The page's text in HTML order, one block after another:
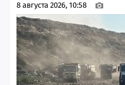
8 августа 2026, 10:58